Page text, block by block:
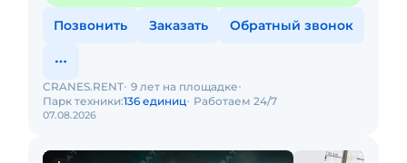
Позвонить Заказать Обратный звонок
07.08.2026
CRANES.RENT 9 лет на площадке
Парк техники:136 единиц Работаем 24/7